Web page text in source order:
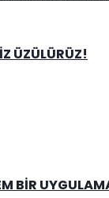
ÜZÜLÜRÜZ!
BIR